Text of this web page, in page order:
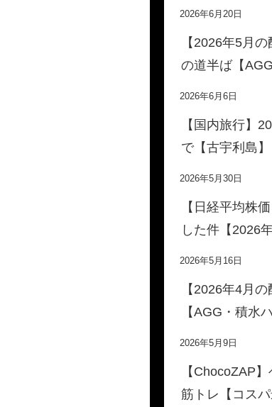
2026年6月20日
【2026年5月
の道半ば【
2026年6月6日
【国内旅行】
で【古宇利島】
2026年5月30日
【日経平均株
した件【2026年
2026年5月16日
【2026年4月
【AGG・積水
2026年5月9日
【ChocoZAP
筋トレ【コスパ